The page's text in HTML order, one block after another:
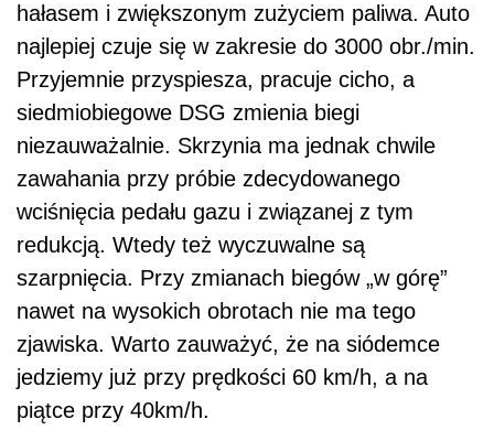
hałasem i zwiększonym zużyciem paliwa. Auto
najlepiej czuje się w zakresie do 3000 obr./min.
Przyjemnie przyspiesza, pracuje cicho, a
siedmiobiegowe DSG zmienia biegi
niezauważalnie. Skrzynia ma jednak chwile
zawahania przy próbie zdecydowanego
wciśnięcia pedału gazu i związanej z tym
redukcją. Wtedy też wyczuwalne są
szarpnięcia. Przy zmianach biegów „w górę”
nawet na wysokich obrotach nie ma tego
zjawiska. Warto zauważyć, że na siódemce
jedziemy już przy prędkości 60 km/h, a na
piątce przy 40km/h.